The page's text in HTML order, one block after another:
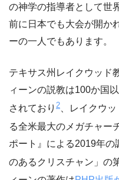
の神学の指導者として世
前に日本でも大会が開か
ーの一人でもあります。
テキサス州レイクウッド
ィーンの説教は100か国
されており 2 、レイクウ
る全米最大のメガチャー
ポート』による2019年の
のあるクリスチャン」の